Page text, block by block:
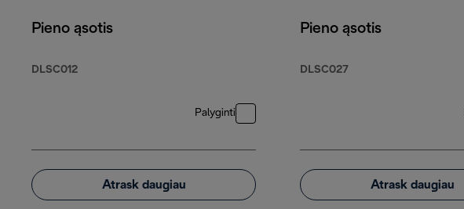
Pieno ąsotis
DLSC012
Palyginti
Atrask daugiau
Pieno ąsotis
DLSC027
Atrask daugiau